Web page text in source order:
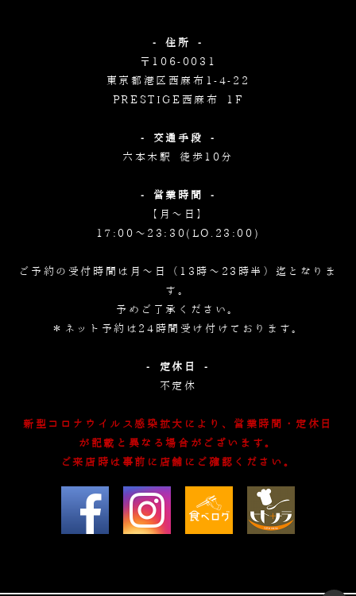
- 住所 -
〒106-0031
東京都港区西麻布1-4-22
PRESTIGE西麻布 1F
- 交通手段 -
六本木駅 徒歩10分
- 営業時間 -
【月～日】
17:00～23:30(LO.23:00)
ご予約の受付時間は月～日（13時～23時半）迄となりま
す。
予めご了承ください。
＊ネット予約は24時間受け付けております。
- 定休日 -
不定休
新型コロナウイルス感染拡大により、営業時間・定休日
が記載と異なる場合がございます。
ご来店時は事前に店舗にご確認ください。